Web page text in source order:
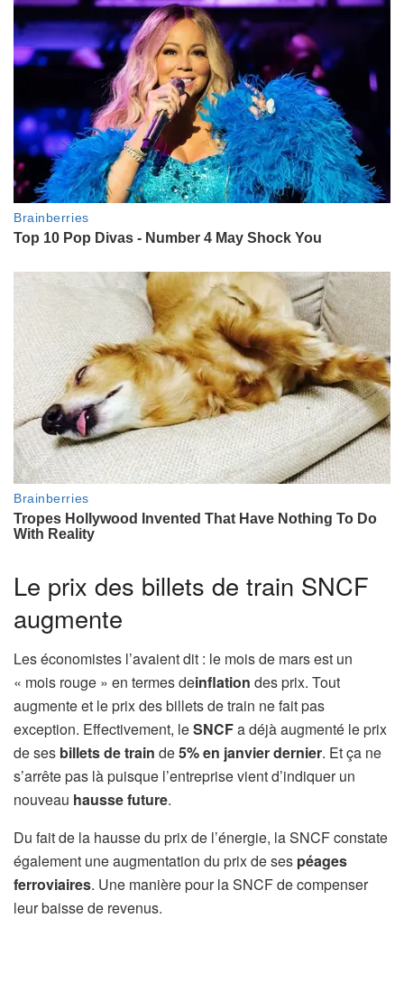
Le prix des billets de train SNCF
augmente
Les économistes l’avaient dit : le mois de mars est un
« mois rouge » en termes deinflation des prix. Tout
augmente et le prix des billets de train ne fait pas
exception. Effectivement, leSNCFa déjà augmenté le prix
de ses billets de train de5% en janvier dernier. Et ça ne
s’arrête pas là puisque l’entreprise vient d’indiquer un
nouveau hausse future.
Du fait de la hausse du prix de l’énergie, la SNCF constate
également une augmentation du prix de ses péages
ferroviaires. Une manière pour la SNCF de compenser
leur baisse de revenus.